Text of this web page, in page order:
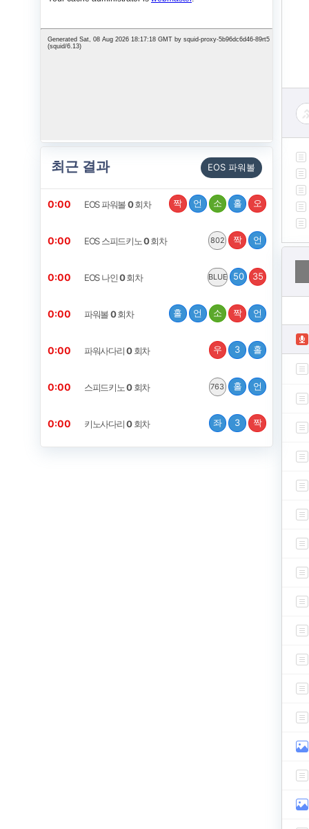
최근 결과 EOS 파워볼
0:00 EOS 파워볼0회차 짝 언 소 홀 오
0:00 EOS 스피드키노0회차 802 짝 언
0:00 EOS 나인0회차 BLUE 50 35
0:00 파워볼0회차 홀 언 소 짝 언
0:00 파워사다리0회차 우 3 홀
0:00 스피드키노0회차 763 홀 언
0:00 키노사다리0회차 좌 3 짝